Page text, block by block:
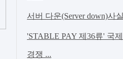
서버 다운(Server down)사
'STABLE PAY 제36류' 국
경쟁 ...